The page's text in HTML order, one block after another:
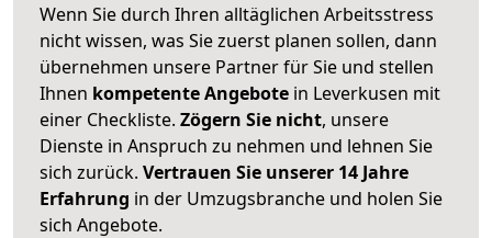
Wenn Sie durch Ihren alltäglichen Arbeitsstress
nicht wissen, was Sie zuerst planen sollen, dann
übernehmen unsere Partner für Sie und stellen
Ihnen kompetente Angebote in Leverkusen mit
einer Checkliste. Zögern Sie nicht, unsere
Dienste in Anspruch zu nehmen und lehnen Sie
sich zurück. Vertrauen Sie unserer 14 Jahre
Erfahrung in der Umzugsbranche und holen Sie
sich Angebote.